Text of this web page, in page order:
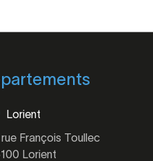
Lorient
rue François Toullec
Lorient